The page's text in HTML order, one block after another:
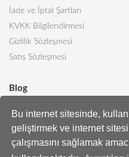
Bu internet sitesinde,
geliştirmek ve internet
çalışmasını sağlamak
İade ve İptal Şartları
KVKK Bilgilendirmesi
Gizlilik Sözleşmesi
Satış Sözleşmesi
Blog
Butik Pasta Nedir?
Tüm Blog Yazıları